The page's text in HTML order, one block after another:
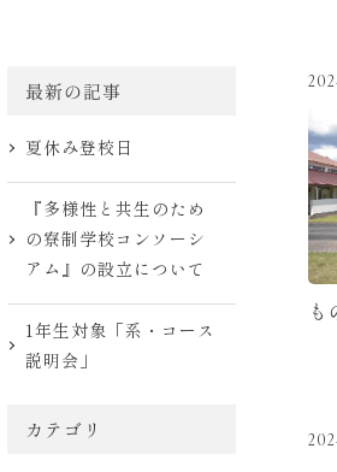
最新の記事
夏休み登校日
『多様性と共生のため
の寮制学校コンソーシ
アム』の設立について
1年生対象「系・コース
説明会」
カテゴリ